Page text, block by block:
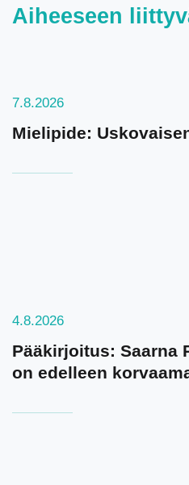
Aiheeseen
7.8.2026
Mielipide:
4.8.2026
Pääkirjoitus: Saarna
on edelleen